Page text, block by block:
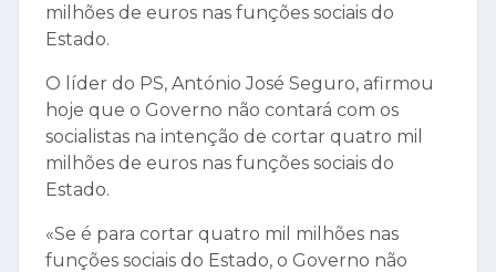
milhões de euros nas funções sociais do
Estado.
O líder do PS, António José Seguro, afirmou
hoje que o Governo não contará com os
socialistas na intenção de cortar quatro mil
milhões de euros nas funções sociais do
Estado.
«Se é para cortar quatro mil milhões nas
funções sociais do Estado, o Governo não